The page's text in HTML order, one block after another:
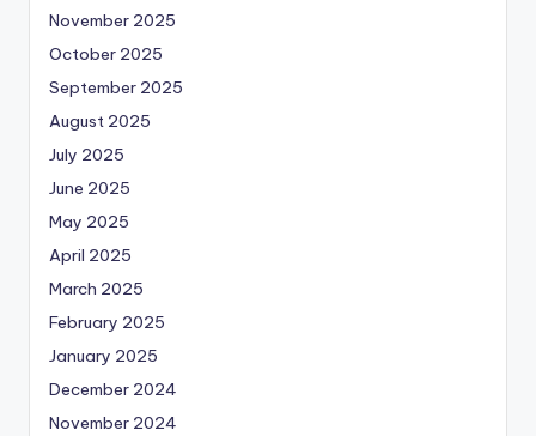
November 2025
October 2025
September 2025
August 2025
July 2025
June 2025
May 2025
April 2025
March 2025
February 2025
January 2025
December 2024
November 2024